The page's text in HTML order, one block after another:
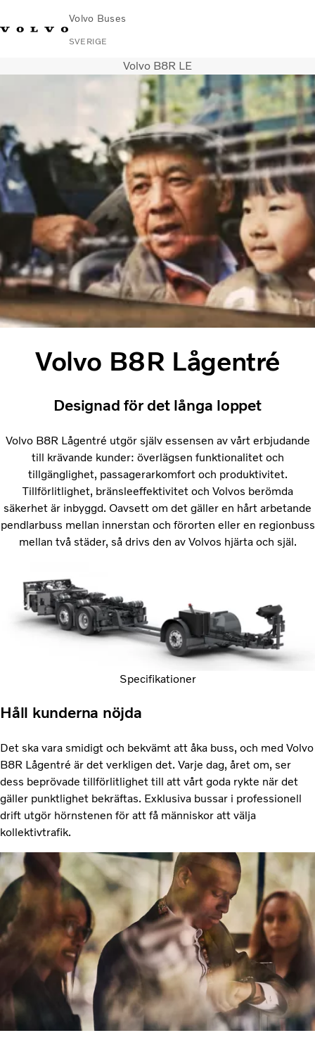
Volvo Buses
SVERIGE
oss
Global
webbplats
serviceverkstad
Connect
Stads- och intercitytrafik
Turistbussar
Tjänster
Varför Volvo?
Nyheter & stories
Kontakt
Volvo B8R LE
Volvo B8R Lågentré
Designad för det långa loppet
Volvo B8R Lågentré utgör själv essensen av vårt erbjudande
till krävande kunder: överlägsen funktionalitet och
tillgänglighet, passagerarkomfort och produktivitet.
Tillförlitlighet, bränsleeffektivitet och Volvos berömda
säkerhet är inbyggd. Oavsett om det gäller en hårt arbetande
pendlarbuss mellan innerstan och förorten eller en regionbuss
mellan två städer, så drivs den av Volvos hjärta och själ.
Specifikationer
Håll kunderna nöjda
Det ska vara smidigt och bekvämt att åka buss, och med Volvo
B8R Lågentré är det verkligen det. Varje dag, året om, ser
dess beprövade tillförlitlighet till att vårt goda rykte när det
gäller punktlighet bekräftas. Exklusiva bussar i professionell
drift utgör hörnstenen för att få människor att välja
kollektivtrafik.